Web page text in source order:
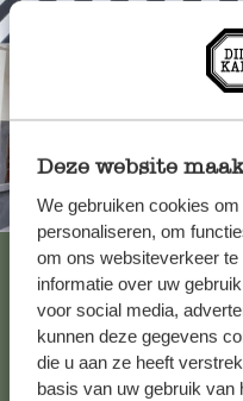
Deze website
We gebruiken cookies
personaliseren, om
om ons websiteverkeer
informatie over uw
voor social media,
kunnen deze gegevens
die u aan ze heeft
basis van uw gebruik van
Altijd in de
Bekijk alle 62 winkels